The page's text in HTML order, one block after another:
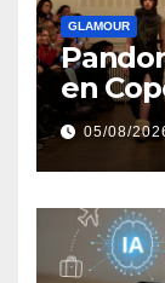
GLAMOUR
en
través
05/08/